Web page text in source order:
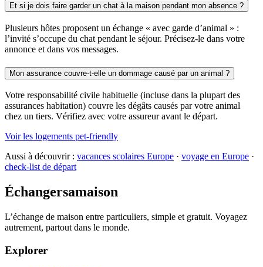
Et si je dois faire garder un chat à la maison pendant mon absence ?
Plusieurs hôtes proposent un échange « avec garde d’animal » :
l’invité s’occupe du chat pendant le séjour. Précisez-le dans votre
annonce et dans vos messages.
Mon assurance couvre-t-elle un dommage causé par un animal ?
Votre responsabilité civile habituelle (incluse dans la plupart des
assurances habitation) couvre les dégâts causés par votre animal
chez un tiers. Vérifiez avec votre assureur avant le départ.
Voir les logements pet-friendly
Aussi à découvrir : vacances scolaires Europe · voyage en Europe ·
check-list de départ
Échangersamaison
L’échange de maison entre particuliers, simple et gratuit. Voyagez
autrement, partout dans le monde.
Explorer